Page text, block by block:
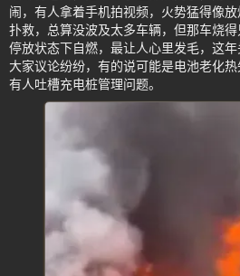
闹，有人拿着手机拍视频，火势猛得像
扑救，总算没波及太多车辆，但那车烧得
停放状态下自燃，最让人心里发毛，这年
大家议论纷纷，有的说可能是电池老化
有人吐槽充电桩管理问题。